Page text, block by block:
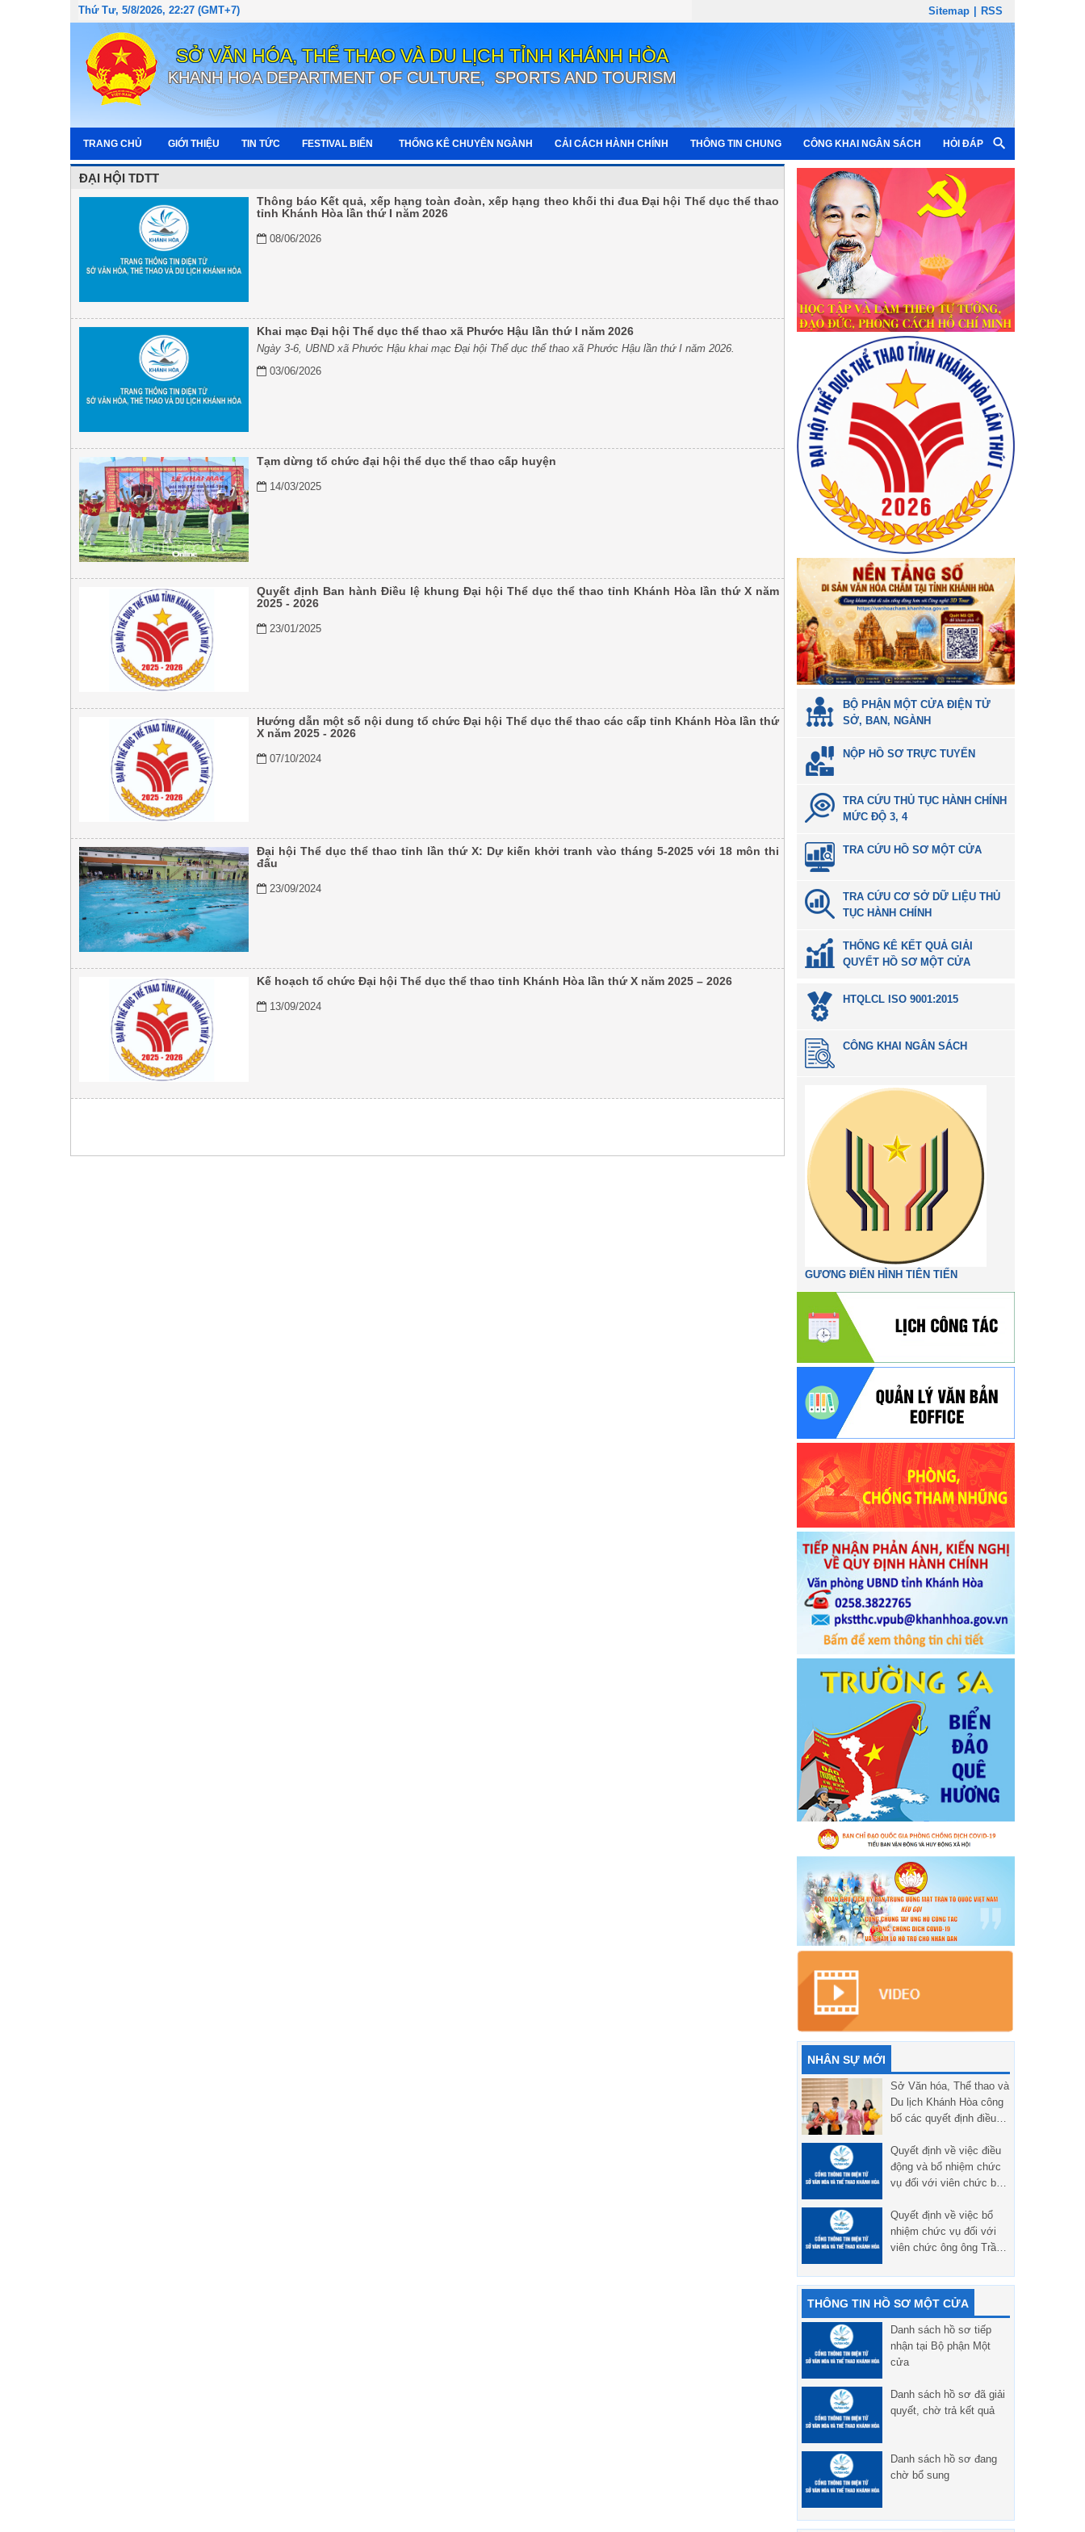
Thứ Tư, 5/8/2026, 22:27 (GMT+7) RSS
Sitemap
SỞ VĂN HÓA, THỂ THAO VÀ DU LỊCH TỈNH KHÁNH HÒA
KHANH HOA DEPARTMENT OF CULTURE, SPORTS AND TOURISM
TRANG CHỦ GIỚI THIỆU TIN TỨC FESTIVAL BIỂN THỐNG KÊ CHUYÊN NGÀNH CẢI CÁCH HÀNH CHÍNH THÔNG TIN CHUNG CÔNG KHAI NGÂN SÁCH HỎI ĐÁP
ĐẠI HỘI TDTT
Thông báo Kết quả, xếp hạng toàn đoàn, xếp hạng theo khối thi đua Đại hội Thể dục thể thao
tỉnh Khánh Hòa lần thứ I năm 2026
08/06/2026
Khai mạc Đại hội Thể dục thể thao xã Phước Hậu lần thứ I năm 2026
Ngày 3-6, UBND xã Phước Hậu khai mạc Đại hội Thể dục thể thao xã Phước Hậu lần thứ I năm 2026.
03/06/2026
Tạm dừng tổ chức đại hội thể dục thể thao cấp huyện
14/03/2025
Quyết định Ban hành Điều lệ khung Đại hội Thể dục thể thao tỉnh Khánh Hòa lần thứ X năm
2025 - 2026
23/01/2025
Hướng dẫn một số nội dung tổ chức Đại hội Thể dục thể thao các cấp tỉnh Khánh Hòa lần thứ
X năm 2025 - 2026
07/10/2024
Đại hội Thể dục thể thao tỉnh lần thứ X: Dự kiến khởi tranh vào tháng 5-2025 với 18 môn thi
đấu
23/09/2024
Kế hoạch tổ chức Đại hội Thể dục thể thao tỉnh Khánh Hòa lần thứ X năm 2025 – 2026
13/09/2024
BỘ PHẬN MỘT CỬA ĐIỆN TỬ
SỞ, BAN, NGÀNH
NỘP HỒ SƠ TRỰC TUYẾN
TRA CỨU THỦ TỤC HÀNH CHÍNH
MỨC ĐỘ 3, 4
TRA CỨU HỒ SƠ MỘT CỬA
TRA CỨU CƠ SỞ DỮ LIỆU THỦ
TỤC HÀNH CHÍNH
THỐNG KÊ KẾT QUẢ GIẢI
QUYẾT HỒ SƠ MỘT CỬA
HTQLCL ISO 9001:2015
CÔNG KHAI NGÂN SÁCH
GƯƠNG ĐIỂN HÌNH TIÊN TIẾN
NHÂN SỰ MỚI
Sở Văn hóa, Thể thao và
Du lịch Khánh Hòa công
bố các quyết định điều
Quyết định về việc điều
động và bổ nhiệm chức
vụ đối với viên chức bà
Giám đốc Trung tâm Bảo
tồn di tích tỉnh Khánh
Hòa đến nhận công tác
Trưởng đoàn Đoàn ca
múa nhạc Hải Đăng tỉnh
Khánh Hòa.
Quyết định về việc bổ
nhiệm chức vụ đối với
viên chức ông ông Trần
Trung tâm Dịch vụ thi
đấu thể thao tỉnh Khánh
THÔNG TIN HỒ SƠ MỘT CỬA
Danh sách hồ sơ tiếp
nhận tại Bộ phận Một
cửa
Danh sách hồ sơ đã giải
quyết, chờ trả kết quả
Danh sách hồ sơ đang
chờ bổ sung